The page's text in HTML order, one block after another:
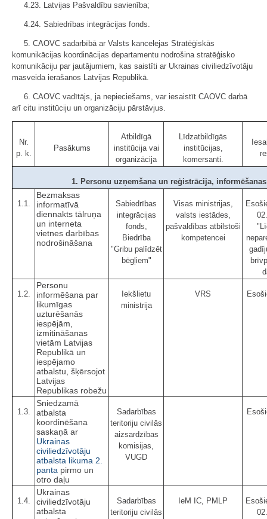
4.23. Latvijas Pašvaldību savienība;
4.24. Sabiedrības integrācijas fonds.
5. CAOVC sadarbībā ar Valsts kancelejas Stratēģiskās
komunikācijas koordinācijas departamentu nodrošina stratēģisko
komunikāciju par jautājumiem, kas saistīti ar Ukrainas civiliedzīvotāju
masveida ierašanos Latvijas Republikā.
6. CAOVC vadītājs, ja nepieciešams, var iesaistīt CAOVC darbā
arī citu institūciju un organizāciju pārstāvjus.
Nr.
p. k.
Pasākums
Atbildīgā
institūcija vai
organizācija
Līdzatbildīgās
institūcijas,
komersanti.
1. Personu uzņemšana un reģistrācija,
1.1.
Bezmaksas
informatīvā
diennakts tālruņa
un interneta
vietnes darbības
nodrošināšana
Sabiedrības
integrācijas
fonds,
Biedrība
"Gribu palīdzēt
bēgļiem"
Visas ministrijas,
valsts iestādes,
pašvaldības atbilstoši
kompetencei
1.2.
Personu
informēšana par
likumīgas
uzturēšanās
iespējām,
izmitināšanas
vietām Latvijas
Republikā un
iespējamo
atbalstu, šķērsojot
Latvijas
Republikas robežu
Iekšlietu
ministrija
VRS
1.3.
Sniedzamā
atbalsta
koordinēšana
saskaņā ar
Ukrainas
civiliedzīvotāju
atbalsta likuma 2.
panta pirmo un
otro daļu
Sadarbības
teritoriju civilās
aizsardzības
komisijas,
VUGD
1.4.
Ukrainas
civiliedzīvotāju
atbalsta
Sadarbības
teritoriju civilās
IeM IC, PMLP